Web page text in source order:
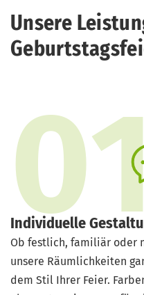
Unsere
Individuelle
Ob festlich, familiär oder
unsere Räumlichkeiten
dem Stil Ihrer Feier.